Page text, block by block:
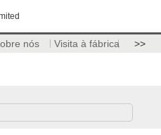
nós Visita à fábrica >>